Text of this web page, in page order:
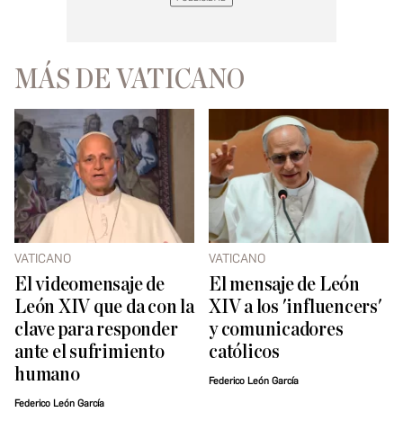
MÁS DE VATICANO
VATICANO
El videomensaje de
León XIV que da con la
clave para responder
ante el sufrimiento
humano
Federico León García
VATICANO
El mensaje de León
XIV a los 'influencers'
y comunicadores
católicos
Federico León García